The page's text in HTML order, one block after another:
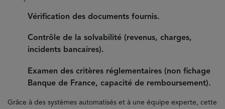
Vérification des documents fournis.
Contrôle de la solvabilité (revenus, charges,
incidents bancaires).
Examen des critères réglementaires (non fichage
Banque de France, capacité de remboursement).
Grâce à des systèmes automatisés et à une équipe experte, cette